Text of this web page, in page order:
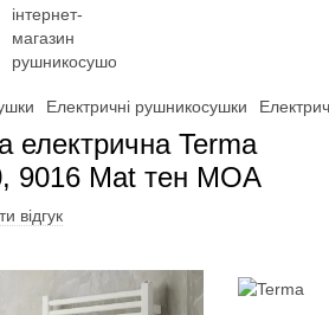
Електричні рушникосушки
електрична Terma
9016 Mat тен MOA
відгук